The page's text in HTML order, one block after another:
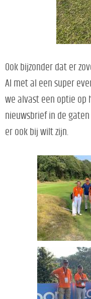
Ook bijzonder dat er
Al met al een super
we alvast een optie op
nieuwsbrief in de
er ook bij wilt zijn.